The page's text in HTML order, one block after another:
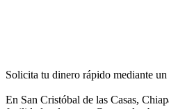
Solicita tu dinero rápido mediante
En San Cristóbal de las Casas,